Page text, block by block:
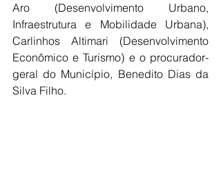
Aro (Desenvolvimento Urbano,
Infraestrutura e Mobilidade Urbana),
Carlinhos Altimari (Desenvolvimento
Econômico e Turismo) e o procurador-
geral do Município, Benedito Dias da
Silva Filho.